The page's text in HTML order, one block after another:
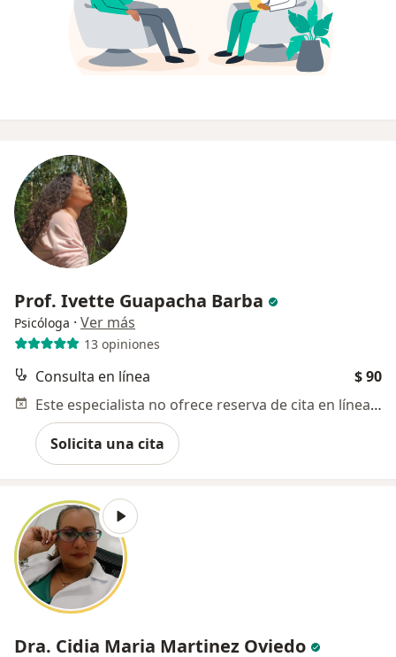
Prof. Ivette Guapacha Barba
Psicóloga · Ver más
13 opiniones
Consulta en línea
$ 90
Este especialista no ofrece reserva de cita en línea en esta dirección.
Solicita una cita
Dra. Cidia Maria Martinez Oviedo